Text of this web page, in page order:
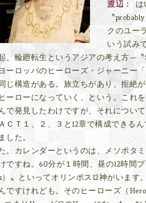
渡辺
は
〝
クのユー
いう試み
、輪廻転生というアジアの考え方—
ーロッパのヒーローズ・ジャーニー
構造がある。旅立ちがあり、拒絶
ーローになっていく、という。これ
で発見したわけですが、それについ
ＣＴ１、２、３と12章で構成できる
した。
カレンダーというのは、メソポタ
ですね。60分が１時間、昼の12時間
〟といってオリンポス12神がいま
ですけれども。そのヒーローズ（